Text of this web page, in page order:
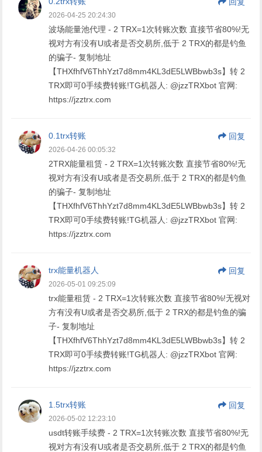
2026-04-25 20:24:30
波场能量池代理 - 2 TRX=1次转账次数 直接节省80%!无
视对方有没有U或者是否交易所,低于 2 TRX的都是钓鱼
的骗子- 复制地址
【THXfhfV6ThhYzt7d8mm4KL3dE5LWBbwb3s】转 2
TRX即可0手续费转账!TG机器人: @jzzTRXbot 官网:
https://jzztrx.com
0.1trx转账 回复
2026-04-26 00:05:32
2TRX能量租赁 - 2 TRX=1次转账次数 直接节省80%!无
视对方有没有U或者是否交易所,低于 2 TRX的都是钓鱼
的骗子- 复制地址
【THXfhfV6ThhYzt7d8mm4KL3dE5LWBbwb3s】转 2
TRX即可0手续费转账!TG机器人: @jzzTRXbot 官网:
https://jzztrx.com
trx能量机器人 回复
2026-05-01 09:25:09
trx能量租赁 - 2 TRX=1次转账次数 直接节省80%!无视对
方有没有U或者是否交易所,低于 2 TRX的都是钓鱼的骗
子- 复制地址
【THXfhfV6ThhYzt7d8mm4KL3dE5LWBbwb3s】转 2
TRX即可0手续费转账!TG机器人: @jzzTRXbot 官网:
https://jzztrx.com
1.5trx转账 回复
2026-05-02 12:23:10
usdt转账手续费 - 2 TRX=1次转账次数 直接节省80%!无
视对方有没有U或者是否交易所,低于 2 TRX的都是钓鱼